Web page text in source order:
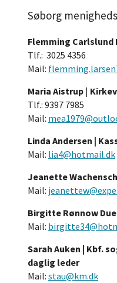
Søborg
Flemming Carlslund
Tlf.: 3025 4356
Mail:
Maria Aistrup |
Tlf.: 9397 7985
Mail:
Linda Andersen |
Mail: lia4@hotmail.dk
Jeanette
Mail:
Birgitte Rønnow
Mail:
Sarah Auken | Kbf.
daglig leder
Mail: stau@km.dk